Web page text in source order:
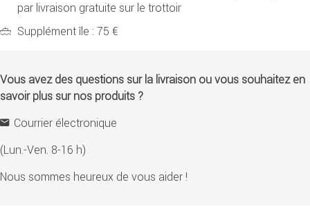
par livraison gratuite sur le trottoir
Supplément île : 75 €
Vous avez des questions sur la livraison ou vous souhaitez en
savoir plus sur nos produits ?
Courrier électronique
(Lun.-Ven. 8-16 h)
Nous sommes heureux de vous aider !